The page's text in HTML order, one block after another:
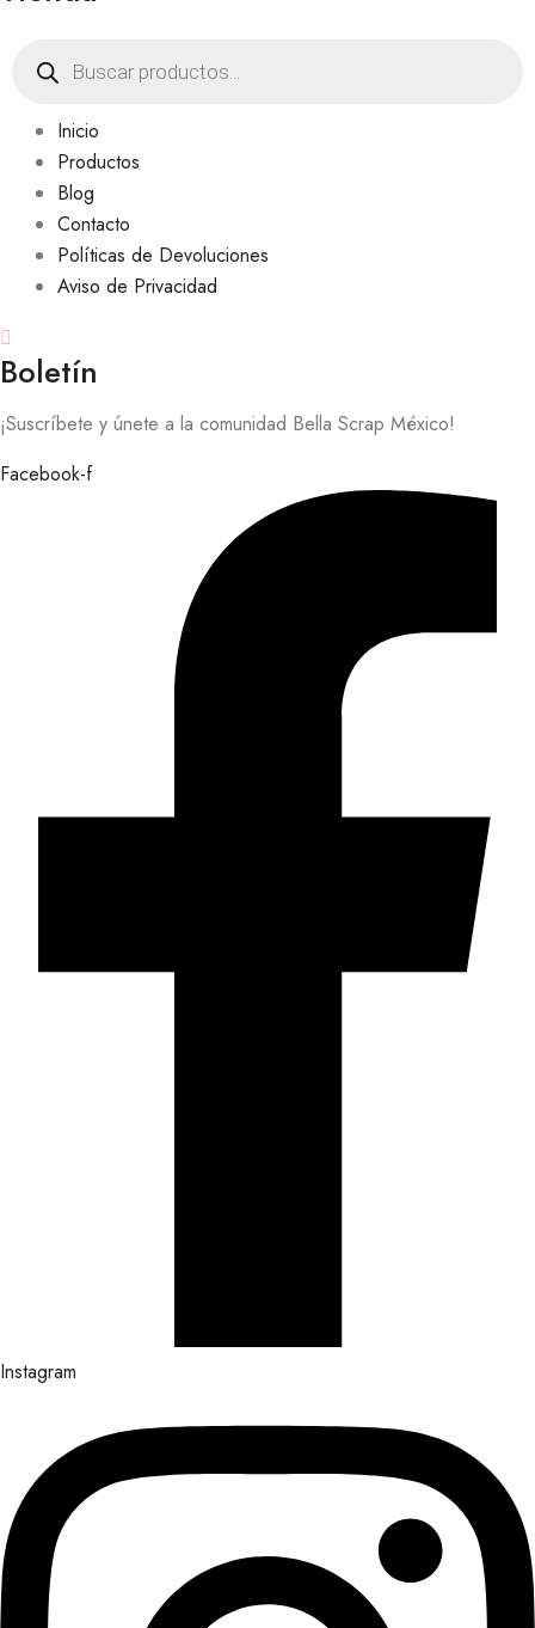
search
Inicio
Productos
Blog
Contacto
Políticas de Devoluciones
Aviso de Privacidad
Boletín
¡Suscríbete y únete a la comunidad Bella Scrap México!
Facebook-f
Instagram